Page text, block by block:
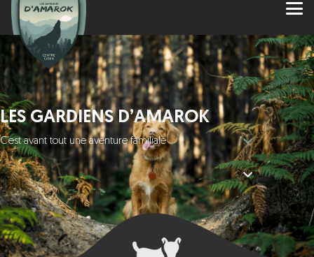
LES GARDIENS D’AMAROK
C’est avant tout une aventure familiale